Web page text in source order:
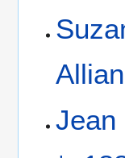
Jean